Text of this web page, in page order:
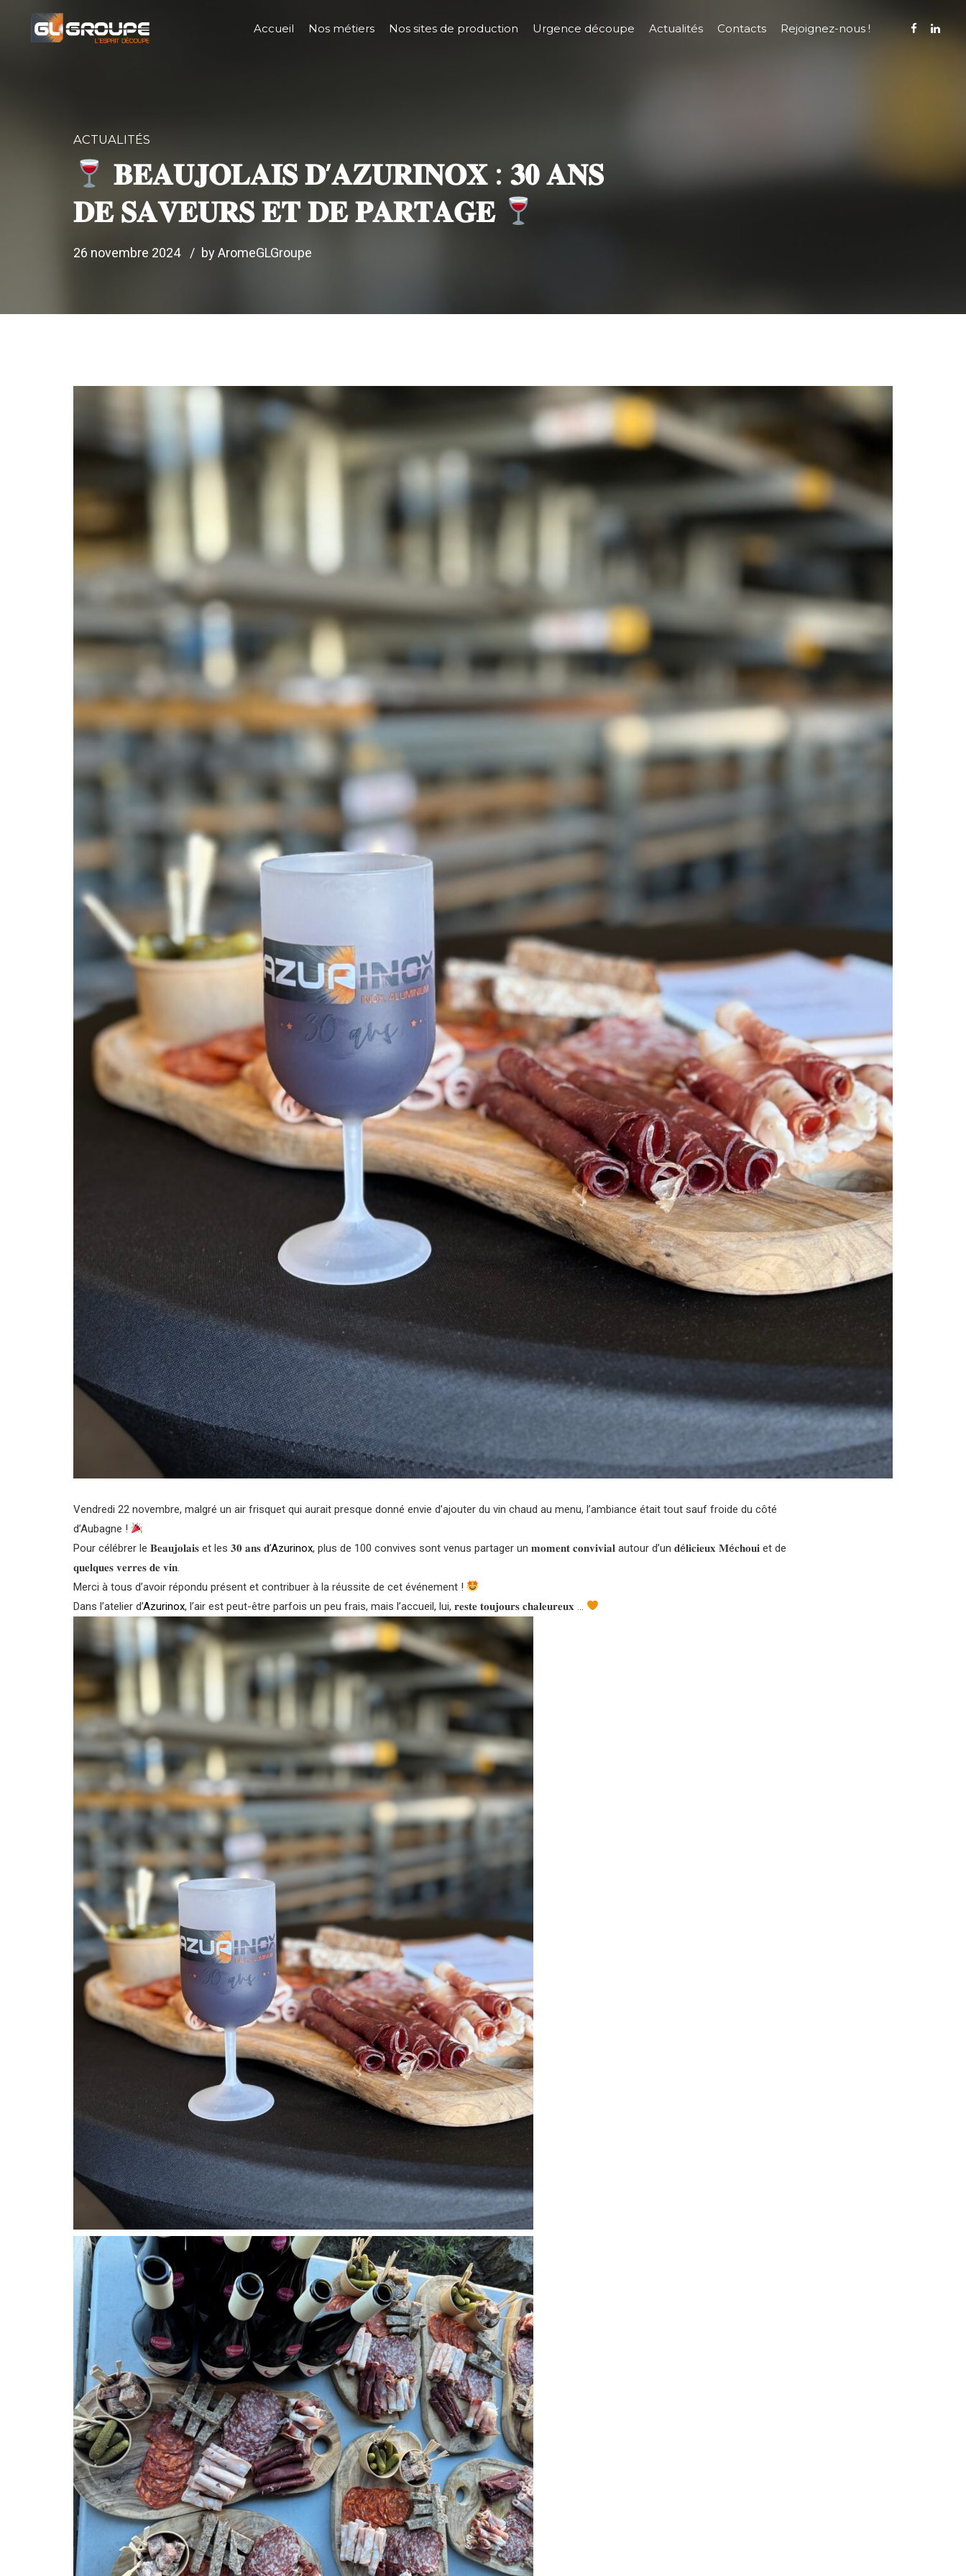
Accueil Nos métiers Nos sites de production Urgence découpe Actualités Contacts Rejoignez-nous !
ACTUALITÉS
𝐁𝐄𝐀𝐔𝐉𝐎𝐋𝐀𝐈𝐒 𝐃’𝐀𝐙𝐔𝐑𝐈𝐍𝐎𝐗 : 𝟑𝟎 𝐀𝐍𝐒
𝐃𝐄 𝐒𝐀𝐕𝐄𝐔𝐑𝐒 𝐄𝐓 𝐃𝐄 𝐏𝐀𝐑𝐓𝐀𝐆𝐄
26 novembre 2024 by AromeGLGroupe
Vendredi 22 novembre, malgré un air frisquet qui aurait presque donné envie d’ajouter du vin chaud au menu, l’ambiance était tout sauf froide du côté
d’Aubagne !
Pour célébrer le 𝐁𝐞𝐚𝐮𝐣𝐨𝐥𝐚𝐢𝐬 et les 𝟑𝟎 𝐚𝐧𝐬 𝐝’Azurinox, plus de 100 convives sont venus partager un 𝐦𝐨𝐦𝐞𝐧𝐭 𝐜𝐨𝐧𝐯𝐢𝐯𝐢𝐚𝐥 autour d’un 𝐝é𝐥𝐢𝐜𝐢𝐞𝐮𝐱 𝐌é𝐜𝐡𝐨𝐮𝐢 et de
𝐪𝐮𝐞𝐥𝐪𝐮𝐞𝐬 𝐯𝐞𝐫𝐫𝐞𝐬 𝐝𝐞 𝐯𝐢𝐧.
Merci à tous d’avoir répondu présent et contribuer à la réussite de cet événement !
Dans l’atelier d’Azurinox, l’air est peut-être parfois un peu frais, mais l’accueil, lui, 𝐫𝐞𝐬𝐭𝐞 𝐭𝐨𝐮𝐣𝐨𝐮𝐫𝐬 𝐜𝐡𝐚𝐥𝐞𝐮𝐫𝐞𝐮𝐱 …